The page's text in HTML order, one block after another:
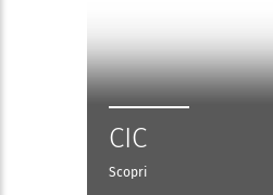
CIC
Scopri